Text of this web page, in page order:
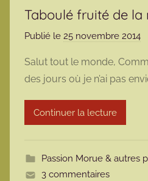
Taboulé fruité de la
Publié le 25 novembre 2014
r
t
Salut tout le monde,
des jours où je n’ai pas
Continuer la lecture
Passion Morue & autres
3 commentaires